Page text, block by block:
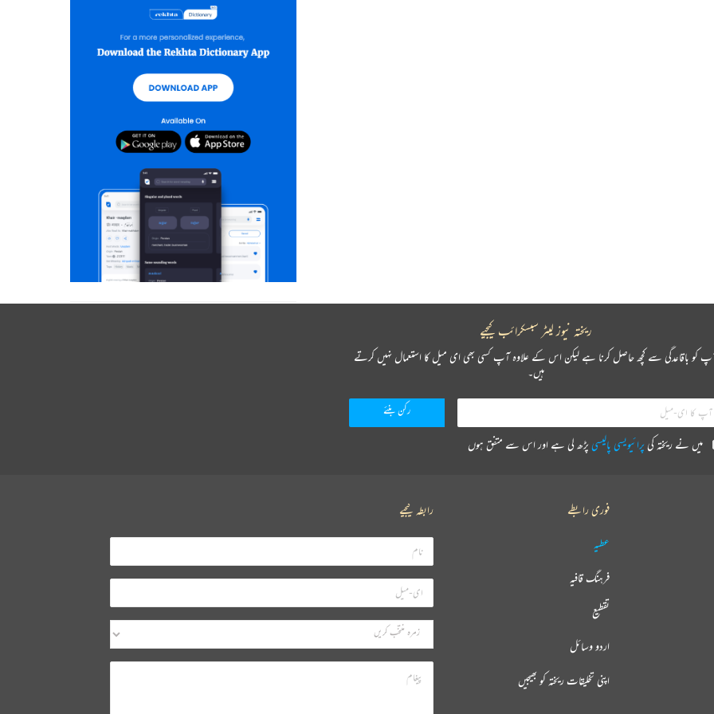
ریختہ نیوز لیٹر سبسکرائب کیجیے
کو باقاعدگی سے کچھ حاصل کرنا ہے لیکن اس کے علاوہ آپ کسی بھی ای میل کا استعمال نہیں کرتے
ہیں۔
میں نے ریختہ کی پرائیویسی پالیسی پڑھ لی ہے اور اس سے متفق ہوں
فوری رابطے
عطیہ
فرہنگ قافیہ
تقطیع
اردو وسائل
اپنی تخلیقات ریختہ کو بھیجیں
رابطہ کیجیے